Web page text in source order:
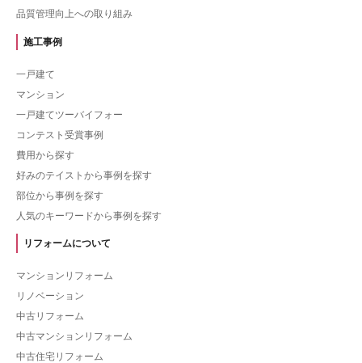
品質管理向上への取り組み
施工事例
一戸建て
マンション
一戸建てツーバイフォー
コンテスト受賞事例
費用から探す
好みのテイストから事例を探す
部位から事例を探す
人気のキーワードから事例を探す
リフォームについて
マンションリフォーム
リノベーション
中古リフォーム
中古マンションリフォーム
中古住宅リフォーム